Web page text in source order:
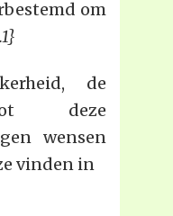
om
de
deze
wensen
vinden in